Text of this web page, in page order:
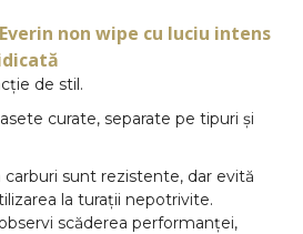
non wipe cu luciu intens
de stil.
curate, separate pe tipuri și
carburi sunt rezistente, dar evită
la turații nepotrivite.
scăderea performanței,